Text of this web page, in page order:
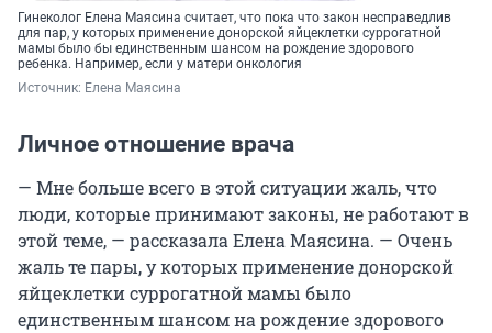
Гинеколог Елена Маясина считает, что пока что закон несправедлив
для пар, у которых применение донорской яйцеклетки суррогатной
мамы было бы единственным шансом на рождение здорового
ребенка. Например, если у матери онкология
Источник: Елена Маясина
Личное отношение врача
— Мне больше всего в этой ситуации жаль, что
люди, которые принимают законы, не работают в
этой теме, — рассказала Елена Маясина. — Очень
жаль те пары, у которых применение донорской
яйцеклетки суррогатной мамы было
единственным шансом на рождение здорового